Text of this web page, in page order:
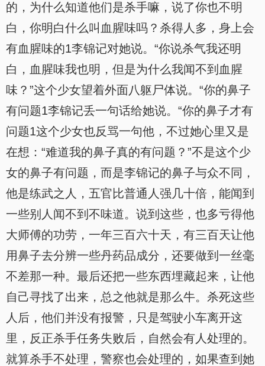
的，为什么知道他们是杀手嘛，说了你也不明
白，你明白什么叫血腥味吗？杀得人多，身上会
有血腥味的1李锦记对她说。“你说杀气我还明
白，血腥味我也明，但是为什么我闻不到血腥
味？”这个少女望着外面八躯尸体说。“你的鼻子
有问题1李锦记丢一句话给她说。“你的鼻子才有
问题1这个少女也反骂一句他，不过她心里又是
在想：“难道我的鼻子真的有问题？”不是这个少
女的鼻子有问题，而是李锦记的鼻子与众不同，
他是练武之人，五官比普通人强几十倍，能闻到
一些别人闻不到不味道。说到这些，也多亏得他
大师傅的功劳，一年三百六十天，有三百天让他
用鼻子去分辨一些丹药品成分，还要做到一丝毫
不差那一种。最后还把一些东西埋藏起来，让他
自己寻找了出来，总之他就是那么牛。杀死这些
人后，他们并没有报警，只是驾驶小车离开这
里，反正杀手任务失败后，自然会有人处理的。
就算杀手不处理，警察也会处理的，如果查到她